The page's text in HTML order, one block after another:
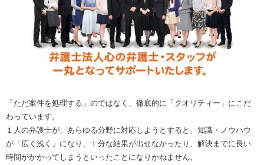
「ただ案件を処理する」のではなく、徹底的に「クオリティー」にこだ
わっています。
１人の弁護士が、あらゆる分野に対応しようとすると、知識・ノウハウ
が「広く浅く」になり、十分な結果が出せなかったり、解決までに長い
時間がかかってしまうといったことになりかねません。